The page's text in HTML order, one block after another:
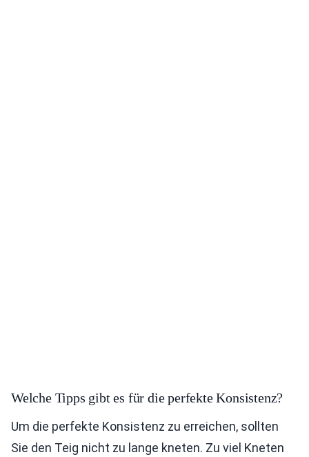
Welche Tipps gibt es für die perfekte Konsistenz?
Um die perfekte Konsistenz zu erreichen, sollten
Sie den Teig nicht zu lange kneten. Zu viel Kneten